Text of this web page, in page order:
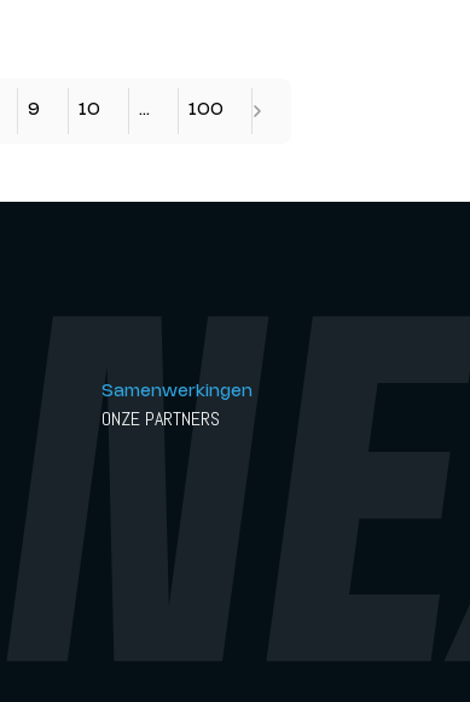
9 10 … 100
Samenwerkingen
ONZE PARTNERS